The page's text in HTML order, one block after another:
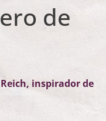
de
inspirador de